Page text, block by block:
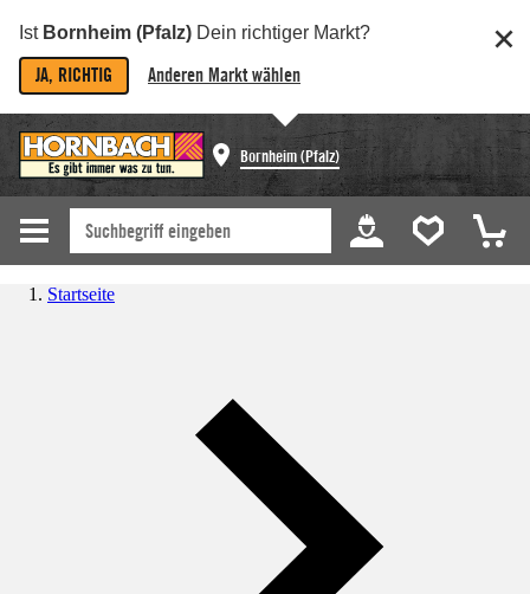
Ist Bornheim (Pfalz) Dein richtiger Markt?
JA, RICHTIG Anderen Markt wählen
Bornheim (Pfalz)
Startseite